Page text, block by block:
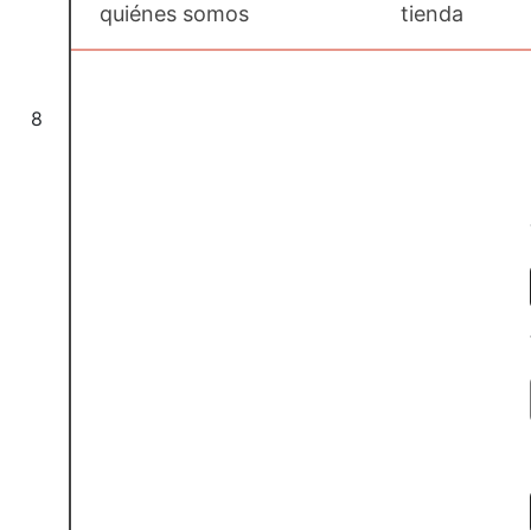
8
quiénes somos tienda